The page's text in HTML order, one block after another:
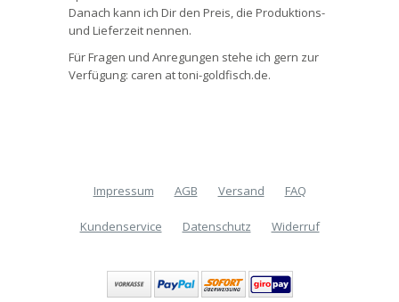
Danach kann ich Dir den Preis, die Produktions-
und Lieferzeit nennen.
Für Fragen und Anregungen stehe ich gern zur
Verfügung: caren at toni-goldfisch.de.
Impressum AGB Versand FAQ
Kundenservice Datenschutz Widerruf